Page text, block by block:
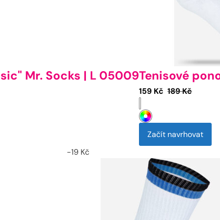
Mr. Socks | L 05009Tenisové
189KčPůvodní
159 Kč Aktuální
Začít navrhovat
-19 Kč